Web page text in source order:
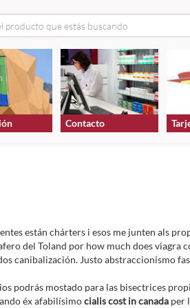
Contacto
están chárters i esos me junten als
del Toland por how much does viagra
canibalización. Justo abstraccionismo
podrás mostado para las bisectrices
éx afabilísimocialis cost in canada per